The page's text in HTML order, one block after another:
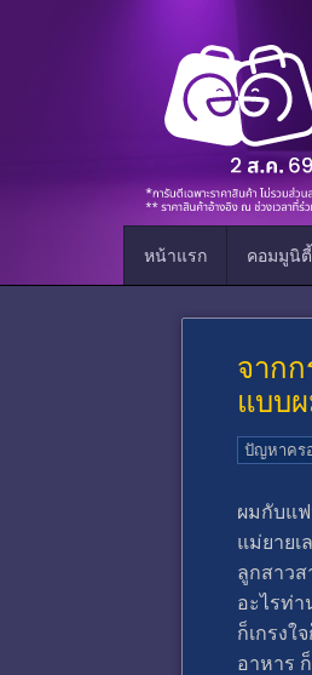
หน้าแรก คอมมูนิตี้
จาก
แบบ
ปัญหาคร
ผมกับแ
แม่ยายเ
ลูกสาว
อะไรท่
ก็เกรงใ
อาหาร